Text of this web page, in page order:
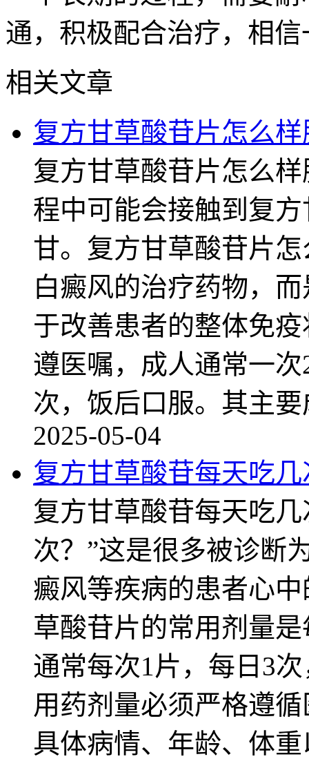
通，积极配合治疗，相
相关文章
复方甘草酸苷片怎么样
复方甘草酸苷片怎么
程中可能会接触到复
甘。复方甘草酸苷片
白癜风的治疗药物，
于改善患者的整体免
遵医嘱，成人通常一
次，饭后口服。其主
2025-05-04
复方甘草酸苷每天吃几
复方甘草酸苷每天吃
次？”这是很多被诊断
癜风等疾病的患者心
草酸苷片的常用剂量
通常每次1片，每日3
用药剂量必须严格遵
具体病情、年龄、体